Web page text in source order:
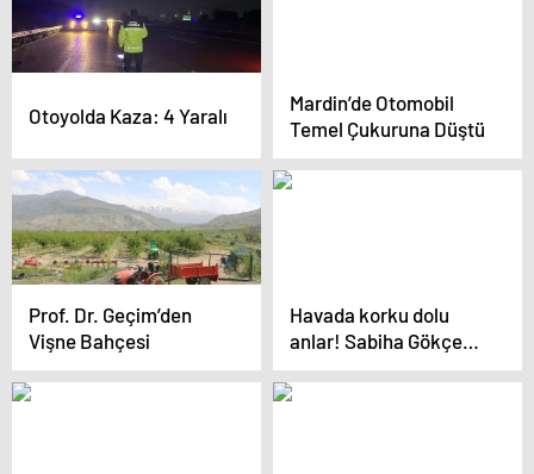
Otoyolda Kaza: 4 Yaralı
Mardin’de Otomobil
Temel Çukuruna Düştü
Prof. Dr. Geçim’den
Vişne Bahçesi
Havada korku dolu
anlar! Sabiha Gökçen’e
iniş yapacak uçağın
motoru durdu